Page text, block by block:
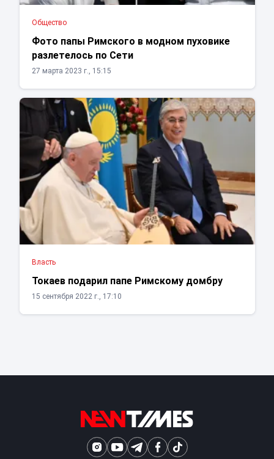
Общество
Фото папы Римского в модном пуховике
разлетелось по Сети
27 марта 2023 г., 15:15
Власть
Токаев подарил папе Римскому домбру
15 сентября 2022 г., 17:10